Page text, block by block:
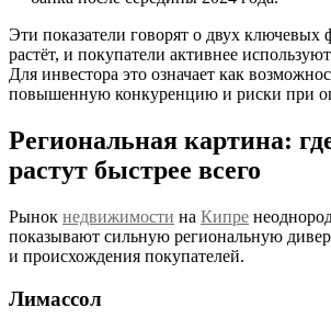
Эти показатели говорят о двух ключевых
растёт, и покупатели активнее
Для инвестора это означает как
повышенную конкуренцию и риски при
Региональная картина:
растут быстрее всего
Рынок недвижимости на Кипре
показывают сильную региональную
и происхождения покупателей.
Лимассол